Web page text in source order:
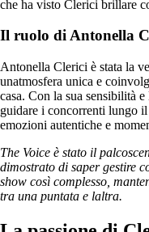
che ha visto Clerici brillare
Il ruolo di Antonella
Antonella Clerici è stata la
unatmosfera unica e
casa. Con la sua sensibilità
guidare i concorrenti lungo
emozioni autentiche e
The Voice è stato il
dimostrato di saper gestire
show così complesso,
tra una puntata e laltra.